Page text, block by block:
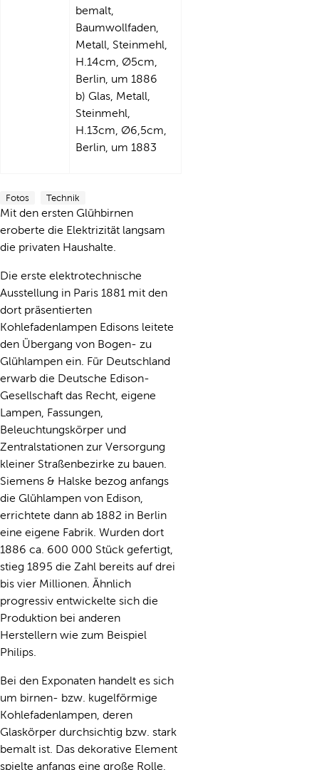
bemalt,
Baumwollfaden,
Metall, Steinmehl,
H.14cm, Ø5cm,
Berlin, um 1886
b) Glas, Metall,
Steinmehl,
H.13cm, Ø6,5cm,
Berlin, um 1883
Fotos Technik
Mit den ersten Glühbirnen
eroberte die Elektrizität langsam
die privaten Haushalte.
Die erste elektrotechnische
Ausstellung in Paris 1881 mit den
dort präsentierten
Kohlefadenlampen Edisons leitete
den Übergang von Bogen- zu
Glühlampen ein. Für Deutschland
erwarb die Deutsche Edison-
Gesellschaft das Recht, eigene
Lampen, Fassungen,
Beleuchtungskörper und
Zentralstationen zur Versorgung
kleiner Straßenbezirke zu bauen.
Siemens & Halske bezog anfangs
die Glühlampen von Edison,
errichtete dann ab 1882 in Berlin
eine eigene Fabrik. Wurden dort
1886 ca. 600 000 Stück gefertigt,
stieg 1895 die Zahl bereits auf drei
bis vier Millionen. Ähnlich
progressiv entwickelte sich die
Produktion bei anderen
Herstellern wie zum Beispiel
Philips.
Bei den Exponaten handelt es sich
um birnen- bzw. kugelförmige
Kohlefadenlampen, deren
Glaskörper durchsichtig bzw. stark
bemalt ist. Das dekorative Element
spielte anfangs eine große Rolle,